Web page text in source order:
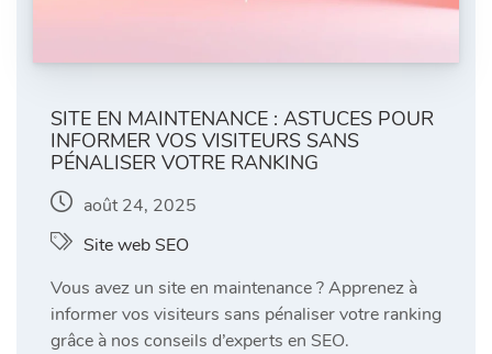
SITE EN MAINTENANCE : ASTUCES POUR
INFORMER VOS VISITEURS SANS
PÉNALISER VOTRE RANKING
août 24, 2025
Site web SEO
Vous avez un site en maintenance ? Apprenez à
informer vos visiteurs sans pénaliser votre ranking
grâce à nos conseils d’experts en SEO.